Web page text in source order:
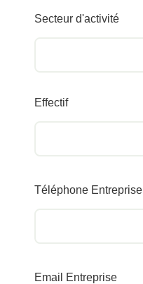
Secteur d'activité
Effectif
Téléphone Entreprise
Email Entreprise